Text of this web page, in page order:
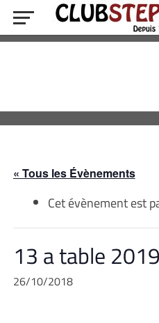
« Tous les Évènements
Cet évènement est
13 a table
26/10/2018